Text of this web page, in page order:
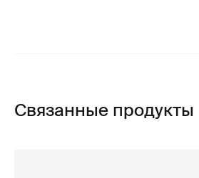
Связанные продукты